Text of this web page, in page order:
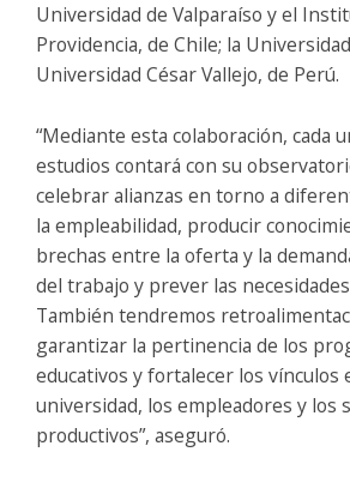
Universidad de Valparaíso y el
Providencia, de Chile; la
Universidad César Vallejo, de Perú.
“Mediante esta colaboración, cada
estudios contará con su
celebrar alianzas en torno a
la empleabilidad, producir
brechas entre la oferta y la
del trabajo y prever las
También tendremos
garantizar la pertinencia de los
educativos y fortalecer los vínculos
universidad, los empleadores y los
productivos”, aseguró.